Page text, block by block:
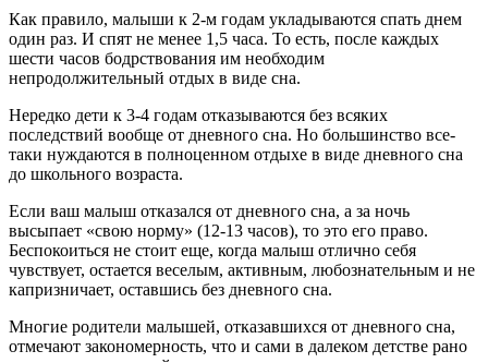
Как правило, малыши к 2-м годам укладываются спать днем
один раз. И спят не менее 1,5 часа. То есть, после каждых
шести часов бодрствования им необходим
непродолжительный отдых в виде сна.
Нередко дети к 3-4 годам отказываются без всяких
последствий вообще от дневного сна. Но большинство все-
таки нуждаются в полноценном отдыхе в виде дневного сна
до школьного возраста.
Если ваш малыш отказался от дневного сна, а за ночь
высыпает «свою норму» (12-13 часов), то это его право.
Беспокоиться не стоит еще, когда малыш отлично себя
чувствует, остается веселым, активным, любознательным и не
капризничает, оставшись без дневного сна.
Многие родители малышей, отказавшихся от дневного сна,
отмечают закономерность, что и сами в далеком детстве рано